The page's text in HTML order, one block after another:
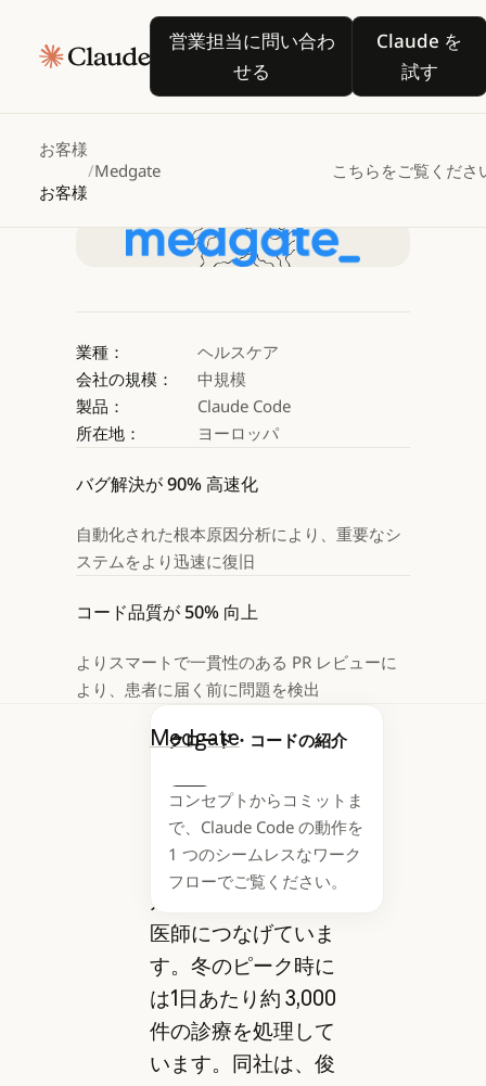
営業担当に問い合わ
せる
営業担当に問い合わせる
Claude を
試す
Claude
お客様
お客様
/Medgate こちらをご覧くださ
MedgateがClaude
Code
でヘルスケアイノベー
Claude を試す
Claude を試す
業種：
ヘルスケア
会社の規模：
中規模
製品：
Claude Code
所在地：
ヨーロッパ
バグ解決が 90% 高速化
自動化された根本原因分析により、重要なシ
ステムをより迅速に復旧
コード品質が 50% 向上
よりスマートで一貫性のある PR レビューに
より、患者に届く前に問題を検出
クロード・コードの紹介
Next
コンセプトからコミットま
で、Claude Code の動作を
1 つのシームレスなワーク
フローでご覧ください。
Medgateは、ヨー
医療プロバイダーの
一つであり、スイス
とドイツ全域で 250
万人の患者を遠隔で
医師につなげていま
す。冬のピーク時に
は1日あたり約 3,000
件の診療を処理して
います。同社は、俊